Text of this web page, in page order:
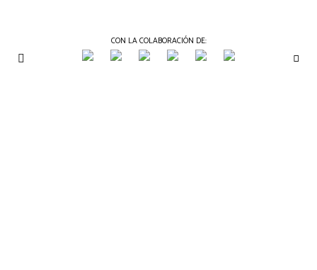
CON LA COLABORACIÓN DE: